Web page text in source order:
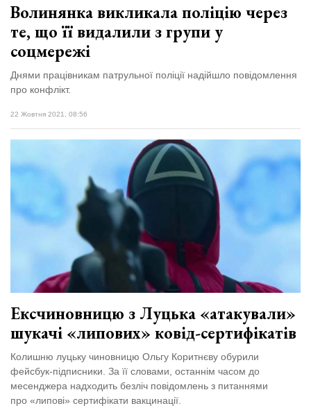
Волинянка викликала поліцію через
те, що її видалили з групи у
соцмережі
Днями працівникам патрульної поліції надійшло повідомлення
про конфлікт.
22 Жовтня 2021, 08:56
Ексчиновницю з Луцька «атакували»
шукачі «липових» ковід-сертифікатів
Колишню луцьку чиновницю Ольгу Коритнєву обурили
фейсбук-підписники. За її словами, останнім часом до
месенджера надходить безліч повідомлень з питаннями
про «липові» сертифікати вакцинації.